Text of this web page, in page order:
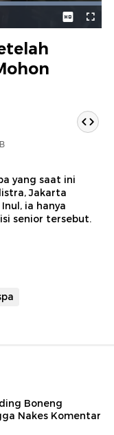
yang saat ini
Jakarta
ia hanya
senior tersebut.
Boneng
Nakes Komentar